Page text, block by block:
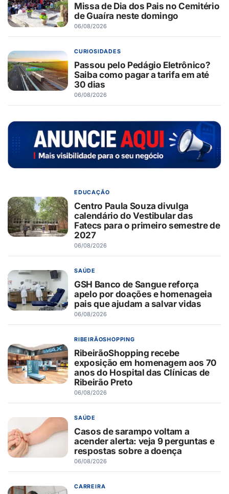
Missa de Dia dos Pais no Cemitério
de Guaíra neste domingo
06/08/2026
CURIOSIDADES
Passou pelo Pedágio Eletrônico?
Saiba como pagar a tarifa em até
30 dias
06/08/2026
EDUCAÇÃO
Centro Paula Souza divulga
calendário do Vestibular das
Fatecs para o primeiro semestre de
2027
06/08/2026
SAÚDE
GSH Banco de Sangue reforça
apelo por doações e homenageia
pais que ajudam a salvar vidas
06/08/2026
RIBEIRÃOSHOPPING
RibeirãoShopping recebe
exposição em homenagem aos 70
anos do Hospital das Clínicas de
Ribeirão Preto
06/08/2026
SAÚDE
Casos de sarampo voltam a
acender alerta: veja 9 perguntas e
respostas sobre a doença
06/08/2026
CARREIRA